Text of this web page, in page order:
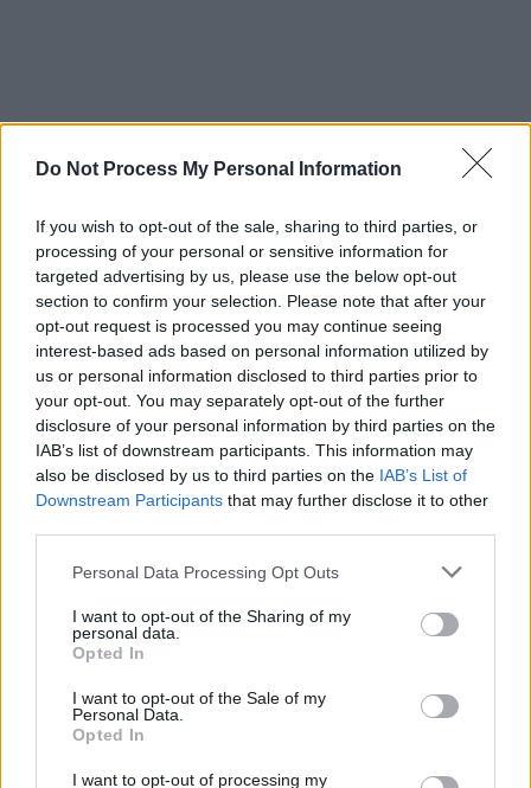
Do Not Process My Personal Information
If you wish to opt-out of the sale, sharing to third parties, or
processing of your personal or sensitive information for
targeted advertising by us, please use the below opt-out
section to confirm your selection. Please note that after your
opt-out request is processed you may continue seeing
interest-based ads based on personal information utilized by
us or personal information disclosed to third parties prior to
your opt-out. You may separately opt-out of the further
disclosure of your personal information by third parties on the
IAB’s list of downstream participants. This information may
also be disclosed by us to third parties on the IAB’s List of
Downstream Participants that may further disclose it to other
Personal Data Processing Opt Outs
I want to opt-out of the Sharing of my
personal data.
Opted In
I want to opt-out of the Sale of my
Personal Data.
Opted In
I want to opt-out of processing my
Details
Helga einen Verona-Trip zum 75. Geburtstag schenkt. Sektempfang,